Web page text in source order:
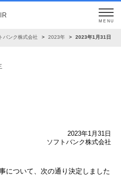
MENU
バンク株式会社 2023年 2023年1月31日
2023年1月31日
ソフトバンク株式会社
について、次の通り決定しました